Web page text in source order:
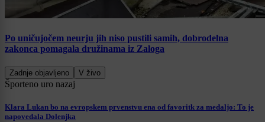
Po uničujočem neurju jih niso pustili samih, dobrodelna
zakonca pomagala družinama iz Zaloga
Zadnje objavljeno V živo
Športeno uro nazaj
Klara Lukan bo na evropskem prvenstvu ena od favoritk za medaljo: To je
napovedala Dolenjka